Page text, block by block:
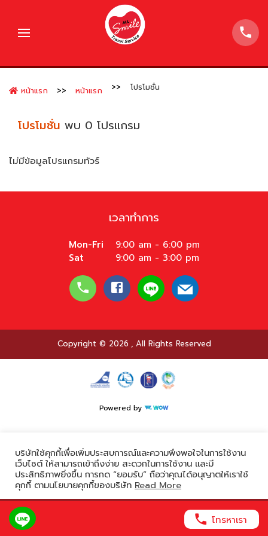
หน้าแรก หน้าแรก โปรโมชั่น
โปรโมชั่น พบ 0 โปรแกรม
ไม่มีข้อมูลโปรแกรมทัวร์
บริษัทใช้คุกกี้เพื่อเพิ่มประสบการณ์และความพึงพอใจในการใช้งาน
เว็บไซต์ ให้สามารถเข้าถึงง่าย สะดวกในการใช้งาน และมี
ประสิทธิภาพยิ่งขึ้น การกด “ยอมรับ” ถือว่าคุณได้อนุญาตให้เราใช้
คุกกี้ ตามนโยบายคุกกี้ของบริษัท Read More
ยอมรับ
เวลาทำการ
Mon-Fri
9:00 am - 6:00 pm
Sat
9:00 am - 3:00 pm
Copyright © 2026 , All Rights Reserved
Powered by
โทรหาเรา